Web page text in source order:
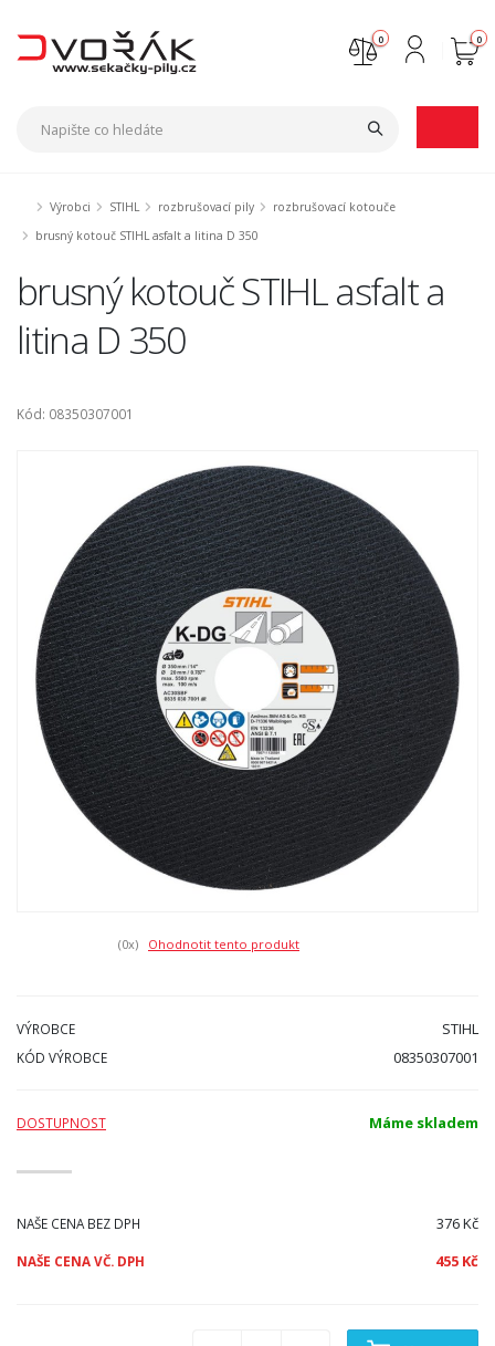
0
0
Výrobci STIHL rozbrušovací pily
rozbrušovací kotouče
brusný kotouč STIHL asfalt a litina D 350
brusný kotouč STIHL asfalt a
litina D 350
Kód: 08350307001
(0x) Ohodnotit tento produkt
VÝROBCE STIHL
KÓD VÝROBCE 08350307001
DOSTUPNOST Máme skladem
NAŠE CENA BEZ DPH 376 Kč
NAŠE CENA VČ. DPH 455 Kč